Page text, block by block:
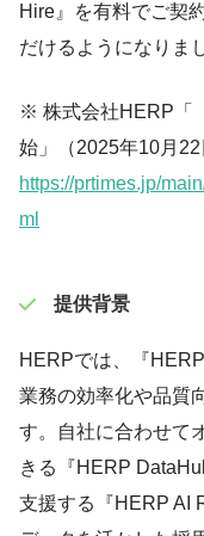
Hire』を有料でご契
だけるようになりま
※ 株式会社HERP「
始」（2025年10月22
https://prtimes.jp/
ml
️提供背景
HERPでは、『
業務の効率化や品質
す。自社に合わせて
きる『HERP
支援する『HERP AI